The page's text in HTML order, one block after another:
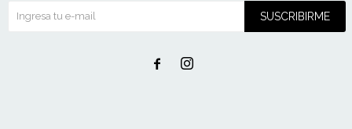
SUSCRIBIRME
 